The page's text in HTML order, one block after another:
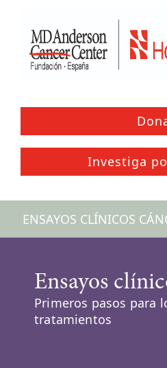
Investiga
ENSAYOS CLÍNICOS
Ensayos
Primeros pasos para
tratamientos